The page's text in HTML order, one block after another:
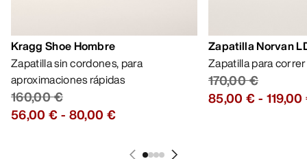
Kragg Shoe Hombre
Zapatilla sin cordones, para
aproximaciones rápidas
160,00 €
56,00 €- 80,00 €
Zapatilla Norvan
Zapatilla para
170,00 €
85,00 €-